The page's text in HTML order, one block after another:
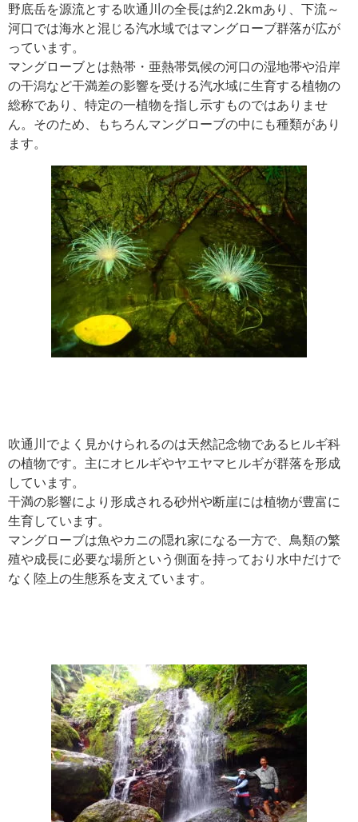
野底岳を源流とする吹通川の全長は約2.2kmあり、下流～
河口では海水と混じる汽水域ではマングローブ群落が広が
っています。
マングローブとは熱帯・亜熱帯気候の河口の湿地帯や沿岸
の干潟など干満差の影響を受ける汽水域に生育する植物の
総称であり、特定の一植物を指し示すものではありませ
ん。そのため、もちろんマングローブの中にも種類があり
ます。
吹通川でよく見かけられるのは天然記念物であるヒルギ科
の植物です。主にオヒルギやヤエヤマヒルギが群落を形成
しています。
干満の影響により形成される砂州や断崖には植物が豊富に
生育しています。
マングローブは魚やカニの隠れ家になる一方で、鳥類の繁
殖や成長に必要な場所という側面を持っており水中だけで
なく陸上の生態系を支えています。